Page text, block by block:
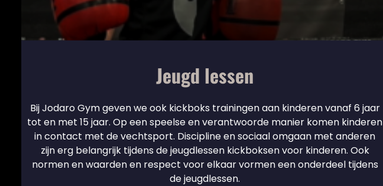
Jeugd lessen
Bij Jodaro Gym geven we ook kickboks trainingen aan kinderen vanaf 6 jaar
tot en met 15 jaar. Op een speelse en verantwoorde manier komen kinderen
in contact met de vechtsport. Discipline en sociaal omgaan met anderen
zijn erg belangrijk tijdens de jeugdlessen kickboksen voor kinderen. Ook
normen en waarden en respect voor elkaar vormen een onderdeel tijdens
de jeugdlessen.